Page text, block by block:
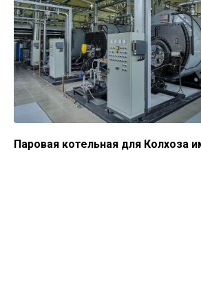
Паровая котельная для Колхоза